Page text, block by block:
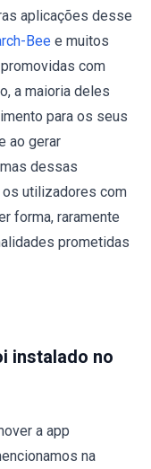
aplicações desse
Bee e muitos
com
a maioria deles
para os seus
ao gerar
dessas
utilizadores com
forma, raramente
prometidas
instalado no
a app
na